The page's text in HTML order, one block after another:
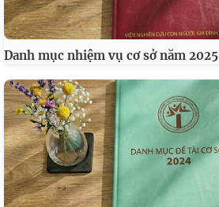
Danh mục nhiệm vụ cơ sở năm 2025